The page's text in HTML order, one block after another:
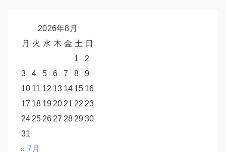
2026年8月
月 火 水 木 金 土 日
1
2
3
4 5 6 7 8
9
10 11 12 13 14 15 16
17 18 19 20 21 22 23
24 25 26 27 28 2930
31
« 7月